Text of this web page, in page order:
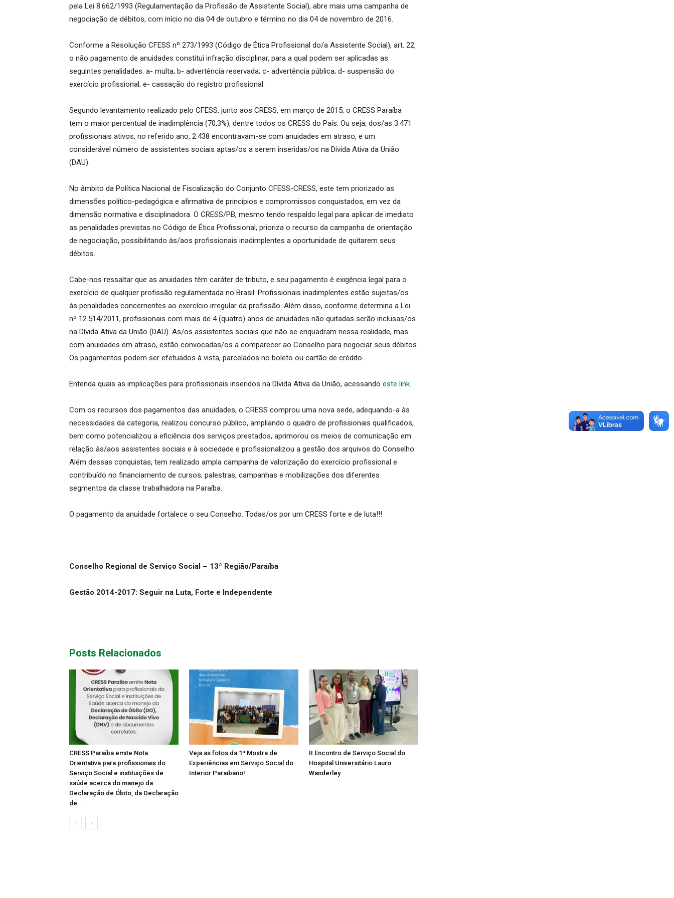
pela Lei 8.662/1993 (Regulamentação da Profissão de Assistente Social), abre mais uma campanha de
negociação de débitos, com início no dia 04 de outubro e término no dia 04 de novembro de 2016.
Conforme a Resolução CFESS nº 273/1993 (Código de Ética Profissional do/a Assistente Social), art. 22,
o não pagamento de anuidades constitui infração disciplinar, para a qual podem ser aplicadas as
seguintes penalidades: a- multa; b- advertência reservada; c- advertência pública; d- suspensão do
exercício profissional; e- cassação do registro profissional.
Segundo levantamento realizado pelo CFESS, junto aos CRESS, em março de 2015, o CRESS Paraíba
tem o maior percentual de inadimplência (70,3%), dentre todos os CRESS do País. Ou seja, dos/as 3.471
profissionais ativos, no referido ano, 2.438 encontravam-se com anuidades em atraso, e um
considerável número de assistentes sociais aptas/os a serem inseridas/os na Dívida Ativa da União
(DAU).
No âmbito da Política Nacional de Fiscalização do Conjunto CFESS-CRESS, este tem priorizado as
dimensões político-pedagógica e afirmativa de princípios e compromissos conquistados, em vez da
dimensão normativa e disciplinadora. O CRESS/PB, mesmo tendo respaldo legal para aplicar de imediato
as penalidades previstas no Código de Ética Profissional, prioriza o recurso da campanha de orientação
de negociação, possibilitando às/aos profissionais inadimplentes a oportunidade de quitarem seus
débitos.
Cabe-nos ressaltar que as anuidades têm caráter de tributo, e seu pagamento é exigência legal para o
exercício de qualquer profissão regulamentada no Brasil. Profissionais inadimplentes estão sujeitas/os
às penalidades concernentes ao exercício irregular da profissão. Além disso, conforme determina a Lei
nº 12.514/2011, profissionais com mais de 4 (quatro) anos de anuidades não quitadas serão inclusas/os
na Dívida Ativa da União (DAU). As/os assistentes sociais que não se enquadram nessa realidade, mas
com anuidades em atraso, estão convocadas/os a comparecer ao Conselho para negociar seus débitos.
Os pagamentos podem ser efetuados à vista, parcelados no boleto ou cartão de crédito.
Entenda quais as implicações para profissionais inseridos na Dívida Ativa da União, acessando este link.
Com os recursos dos pagamentos das anuidades, o CRESS comprou uma nova sede, adequando-a às
necessidades da categoria, realizou concurso público, ampliando o quadro de profissionais qualificados,
bem como potencializou a eficiência dos serviços prestados, aprimorou os meios de comunicação em
relação às/aos assistentes sociais e à sociedade e profissionalizou a gestão dos arquivos do Conselho.
Além dessas conquistas, tem realizado ampla campanha de valorização do exercício profissional e
contribuído no financiamento de cursos, palestras, campanhas e mobilizações dos diferentes
segmentos da classe trabalhadora na Paraíba.
O pagamento da anuidade fortalece o seu Conselho. Todas/os por um CRESS forte e de luta!!!
Conselho Regional de Serviço Social – 13ª Região/Paraíba
Gestão 2014-2017: Seguir na Luta, Forte e Independente
Posts Relacionados
CRESS Paraíba emite Nota
Orientativa para profissionais do
Serviço Social e instituições de
saúde acerca do manejo da
Declaração de Óbito, da Declaração
de...
Veja as fotos da 1ª Mostra de
Experiências em Serviço Social do
Interior Paraibano!
II Encontro de Serviço Social do
Hospital Universitário Lauro
Wanderley